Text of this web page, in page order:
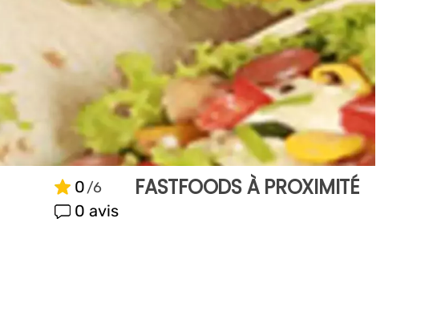
0
0 avis
FASTFOODS À PROXIMITÉ